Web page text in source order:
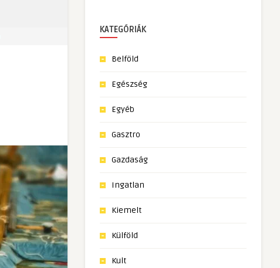
KATEGÓRIÁK
Belföld
Egészség
Egyéb
Gasztro
Gazdaság
Ingatlan
Kiemelt
Külföld
Kult